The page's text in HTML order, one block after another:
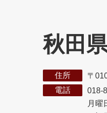
秋田
住所
〒
電話
018-
月曜